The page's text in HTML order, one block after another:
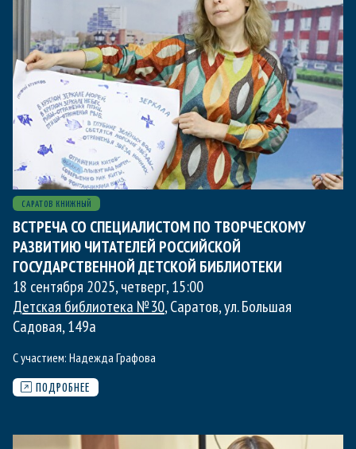
САРАТОВ КНИЖНЫЙ
ВСТРЕЧА СО СПЕЦИАЛИСТОМ ПО ТВОРЧЕСКОМУ
РАЗВИТИЮ ЧИТАТЕЛЕЙ РОССИЙСКОЙ
ГОСУДАРСТВЕННОЙ ДЕТСКОЙ БИБЛИОТЕКИ
18 сентября 2025, четверг,15:00
Детская библиотека №30, Саратов, ул. Большая
Садовая, 149а
С участием: Надежда Графова
ПОДРОБНЕЕ